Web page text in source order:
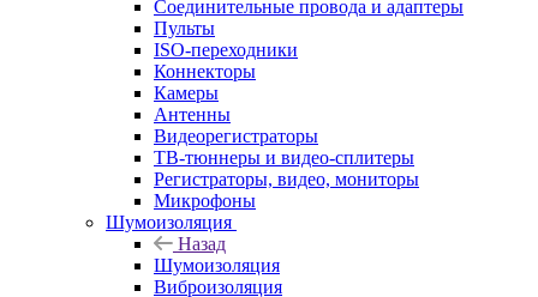
Соединительные провода и адаптеры
Пульты
ISO-переходники
Коннекторы
Камеры
Антенны
Видеорегистраторы
ТВ-тюннеры и видео-сплитеры
Регистраторы, видео, мониторы
Микрофоны
Шумоизоляция
Назад
Шумоизоляция
Виброизоляция